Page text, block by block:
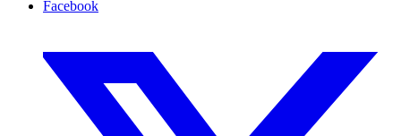
Facebook